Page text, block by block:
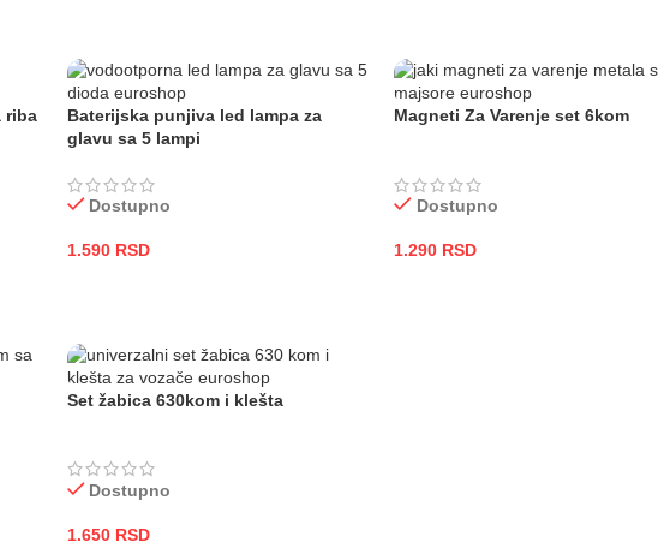
riba
Baterijska punjiva led lampa za
glavu sa 5 lampi
Dostupno
1.590 RSD
Magneti Za Varenje set 6kom
Dostupno
1.290 RSD
Set žabica 630kom i klešta
Dostupno
1.650 RSD